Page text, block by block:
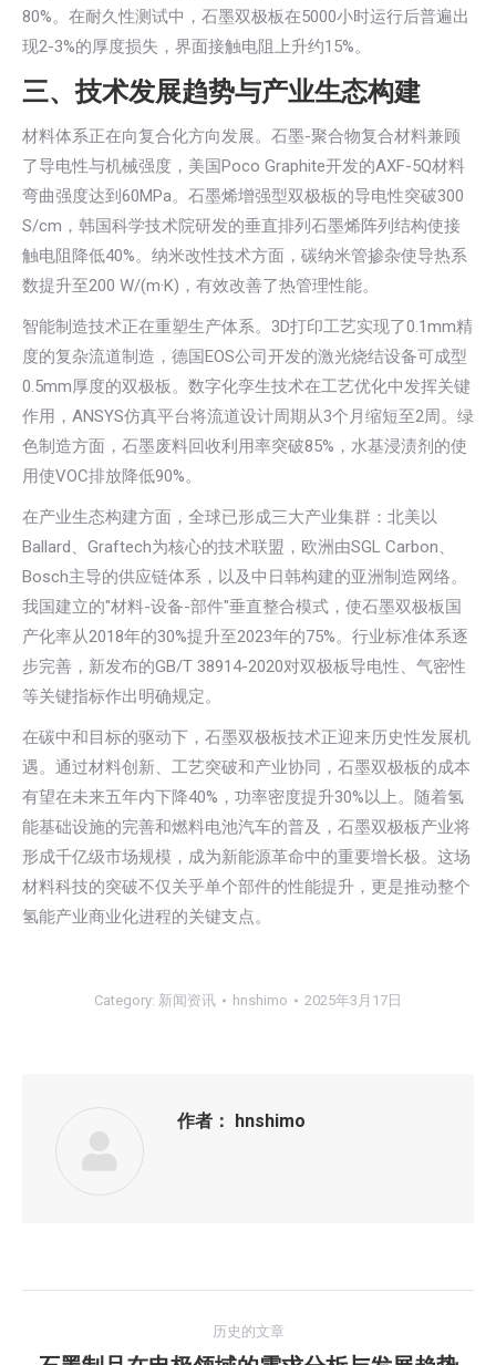
80%。在耐久性测试中，石墨双极板在5000小时运行后普遍出
现2-3%的厚度损失，界面接触电阻上升约15%。
三、技术发展趋势与产业生态构建
材料体系正在向复合化方向发展。石墨-聚合物复合材料兼顾
了导电性与机械强度，美国Poco Graphite开发的AXF-5Q材料
弯曲强度达到60MPa。石墨烯增强型双极板的导电性突破300
S/cm，韩国科学技术院研发的垂直排列石墨烯阵列结构使接
触电阻降低40%。纳米改性技术方面，碳纳米管掺杂使导热系
数提升至200 W/(m·K)，有效改善了热管理性能。
智能制造技术正在重塑生产体系。3D打印工艺实现了0.1mm精
度的复杂流道制造，德国EOS公司开发的激光烧结设备可成型
0.5mm厚度的双极板。数字化孪生技术在工艺优化中发挥关键
作用，ANSYS仿真平台将流道设计周期从3个月缩短至2周。绿
色制造方面，石墨废料回收利用率突破85%，水基浸渍剂的使
用使VOC排放降低90%。
在产业生态构建方面，全球已形成三大产业集群：北美以
Ballard、Graftech为核心的技术联盟，欧洲由SGL Carbon、
Bosch主导的供应链体系，以及中日韩构建的亚洲制造网络。
我国建立的"材料-设备-部件"垂直整合模式，使石墨双极板国
产化率从2018年的30%提升至2023年的75%。行业标准体系逐
步完善，新发布的GB/T 38914-2020对双极板导电性、气密性
等关键指标作出明确规定。
在碳中和目标的驱动下，石墨双极板技术正迎来历史性发展机
遇。通过材料创新、工艺突破和产业协同，石墨双极板的成本
有望在未来五年内下降40%，功率密度提升30%以上。随着氢
能基础设施的完善和燃料电池汽车的普及，石墨双极板产业将
形成千亿级市场规模，成为新能源革命中的重要增长极。这场
材料科技的突破不仅关乎单个部件的性能提升，更是推动整个
氢能产业商业化进程的关键支点。
Category: 新闻资讯 hnshimo 2025年3月17日
作者： hnshimo
历史的文章